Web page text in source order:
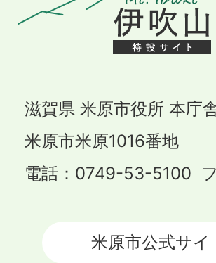
滋賀県 米原市役所 本庁
米原市米原1016番地
電話：0749-53-5100
米原市公式サイ